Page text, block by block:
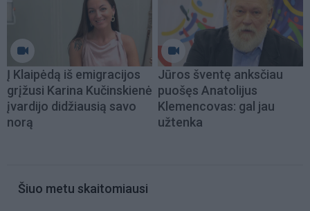
Į Klaipėdą iš emigracijos
grįžusi Karina Kučinskienė
įvardijo didžiausią savo
norą
Jūros šventę anksčiau
puošęs Anatolijus
Klemencovas: gal jau
užtenka
Šiuo metu skaitomiausi